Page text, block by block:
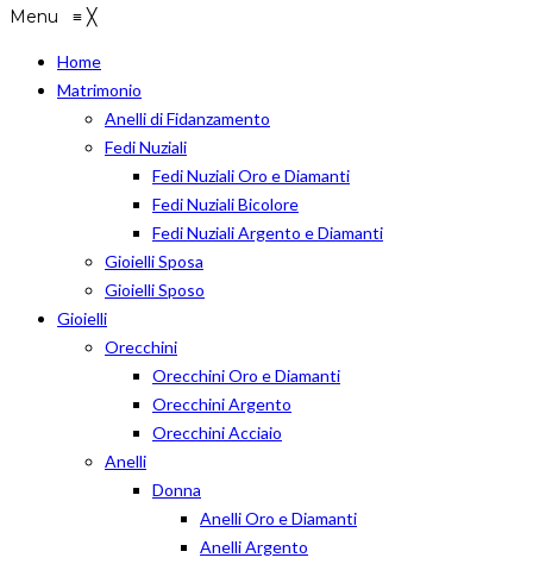
Menu ≡ ╳
Home
Matrimonio
Anelli di Fidanzamento
Fedi Nuziali
Fedi Nuziali Oro e Diamanti
Fedi Nuziali Bicolore
Fedi Nuziali Argento e Diamanti
Gioielli Sposa
Gioielli Sposo
Gioielli
Orecchini
Orecchini Oro e Diamanti
Orecchini Argento
Orecchini Acciaio
Anelli
Donna
Anelli Oro e Diamanti
Anelli Argento